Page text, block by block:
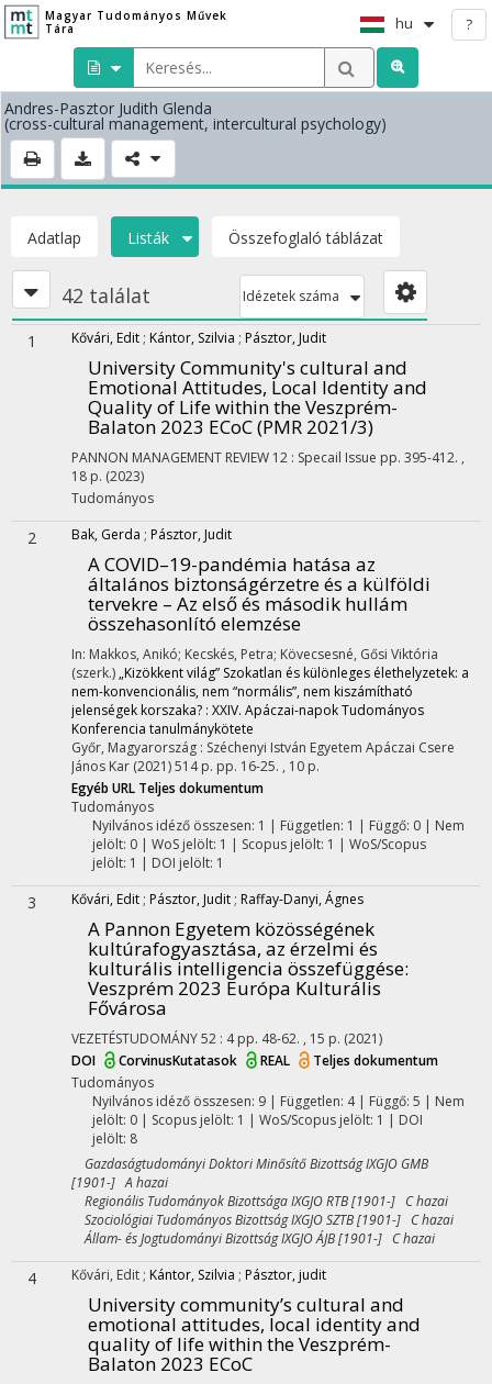
Magyar Tudományos Művek
Tára
hu ?
Andres-Pasztor Judith Glenda
(cross-cultural management, intercultural psychology)
Adatlap Listák Összefoglaló táblázat
42 találat Idézetek száma
1 Kővári, Edit ; Kántor, Szilvia ; Pásztor, Judit
University Community's cultural and
Emotional Attitudes, Local Identity and
Quality of Life within the Veszprém-
Balaton 2023 ECoC (PMR 2021/3)
PANNON MANAGEMENT REVIEW 12 : Specail Issue pp. 395-412. ,
18 p. (2023)
Tudományos
2 Bak, Gerda ; Pásztor, Judit
A COVID–19-pandémia hatása az
általános biztonságérzetre és a külföldi
tervekre – Az első és második hullám
összehasonlító elemzése
In: Makkos, Anikó; Kecskés, Petra; Kövecsesné, Gősi Viktória
(szerk.) „Kizökkent világ” Szokatlan és különleges élethelyzetek: a
nem-konvencionális, nem “normális”, nem kiszámítható
jelenségek korszaka? : XXIV. Apáczai-napok Tudományos
Konferencia tanulmánykötete
Győr, Magyarország : Széchenyi István Egyetem Apáczai Csere
János Kar (2021)514 p. pp. 16-25. , 10 p.
Egyéb URL Teljes dokumentum
Tudományos
Nyilvános idéző összesen: 1 | Független: 1 | Függő: 0 | Nem
jelölt: 0 | WoS jelölt: 1 | Scopus jelölt: 1 | WoS/Scopus
jelölt: 1 | DOI jelölt: 1
3 Kővári, Edit ; Pásztor, Judit ; Raffay-Danyi, Ágnes
A Pannon Egyetem közösségének
kultúrafogyasztása, az érzelmi és
kulturális intelligencia összefüggése:
Veszprém 2023 Európa Kulturális
Fővárosa
VEZETÉSTUDOMÁNY52 : 4 pp. 48-62. , 15 p. (2021)
DOI
CorvinusKutatasok REAL
Teljes dokumentum
Tudományos
Nyilvános idéző összesen: 9| Független: 4 | Függő: 5 | Nem
jelölt: 0 | Scopus jelölt: 1 | WoS/Scopus jelölt: 1 | DOI
jelölt: 8
Gazdaságtudományi Doktori Minősítő Bizottság IXGJO GMB
[1901-] A hazai
Regionális Tudományok Bizottsága IXGJO RTB [1901-] C hazai
Szociológiai Tudományos Bizottság IXGJO SZTB [1901-] C hazai
Állam- és Jogtudományi Bizottság IXGJO ÁJB [1901-] C hazai
4 Kővári, Edit ; Kántor, Szilvia ; Pásztor, judit
University community’s cultural and
emotional attitudes, local identity and
quality of life within the Veszprém-
Balaton 2023 ECoC